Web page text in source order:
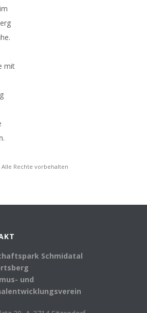
mit
Rechte vorbehalten
Schmidatal
und